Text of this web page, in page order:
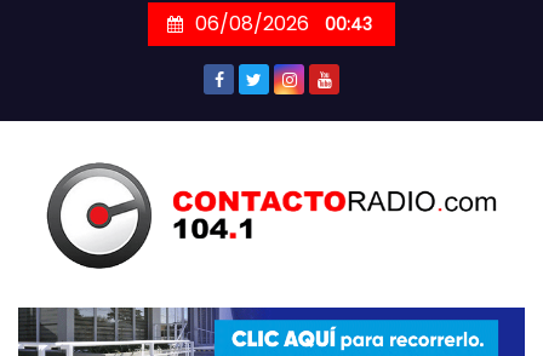
06/08/2026 00:43